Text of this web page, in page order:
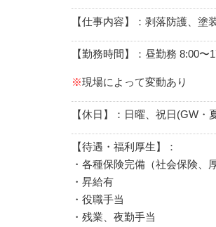
【仕事内容】：剥落防護、塗
【勤務時間】：昼勤務 8:00
※現場によって変動あり
【休日】：日曜、祝日(GW・
【待遇・福利厚生】：
・各種保険完備（社会保険、
・昇給有
・役職手当
・残業、夜勤手当